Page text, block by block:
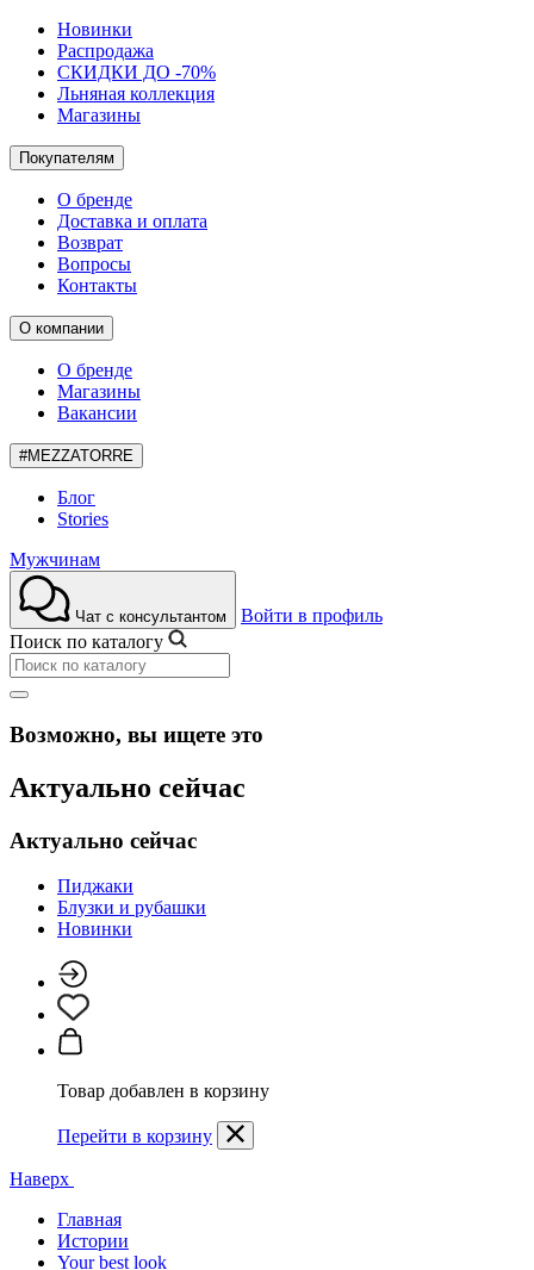
Новинки
Распродажа
СКИДКИ ДО -70%
Льняная коллекция
Магазины
Покупателям
О бренде
Доставка и оплата
Возврат
Вопросы
Контакты
О компании
О бренде
Магазины
Вакансии
#MEZZATORRE
Блог
Stories
Мужчинам
Чат с консультантом
Войти в профиль
Поиск по каталогу
Возможно, вы ищете это
Актуально сейчас
Актуально сейчас
Пиджаки
Блузки и рубашки
Новинки
Товар добавлен в корзину
Перейти в корзину
Наверх
Главная
Истории
Your best look